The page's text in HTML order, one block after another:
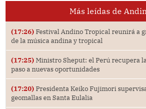
Más leídas de
(17:26) Festival Andino Tropical reunirá a
de la música andina y tropical
(17:25) Ministro Sheput: el Perú recupera
paso a nuevas oportunidades
(17:20) Presidenta Keiko Fujimori
geomallas en Santa Eulalia